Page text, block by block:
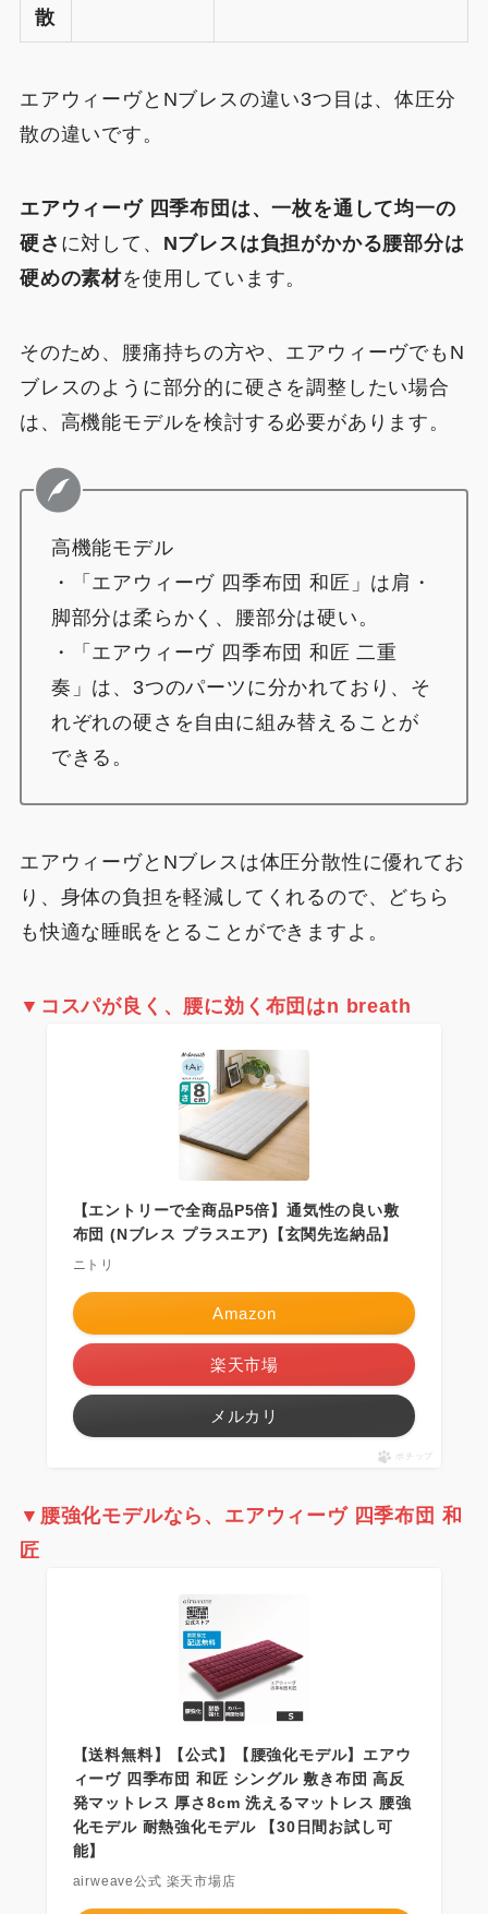
散
エアウィーヴとNブレスの違い3つ目は、体圧分
散の違いです。
エアウィーヴ 四季布団は、一枚を通して均一の
硬さ に対して、 Nブレスは負担がかかる腰部分は
硬めの素材を使用しています。
そのため、腰痛持ちの方や、エアウィーヴでもN
ブレスのように部分的に硬さを調整したい場合
は、高機能モデルを検討する必要があります。
高機能モデル
・「エアウィーヴ 四季布団 和匠」は肩・
脚部分は柔らかく、腰部分は硬い。
・「エアウィーヴ 四季布団 和匠 二重
奏」は、3つのパーツに分かれており、そ
れぞれの硬さを自由に組み替えることが
できる。
エアウィーヴとNブレスは体圧分散性に優れてお
り、身体の負担を軽減してくれるので、どちら
も快適な睡眠をとることができますよ。
▼ コスパが良く、腰に効く布団はn breath
【エントリーで全商品P5倍】通気性の良い敷
布団 (Nブレス プラスエア)【玄関先迄納品】
ニトリ
Amazon
楽天市場
メルカリ
ポチップ
▼ 腰強化モデルなら、 エアウィーヴ 四季布団 和
匠
【送料無料】【公式】【腰強化モデル】エアウ
ィーヴ 四季布団 和匠 シングル 敷き布団 高反
発マットレス 厚さ8cm 洗えるマットレス 腰強
化モデル 耐熱強化モデル 【30日間お試し可
能】
airweave公式 楽天市場店